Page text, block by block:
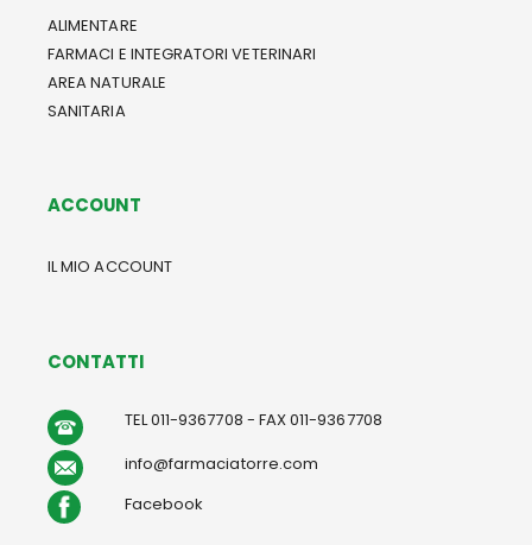
ALIMENTARE
FARMACI E INTEGRATORI VETERINARI
AREA NATURALE
SANITARIA
ACCOUNT
IL MIO ACCOUNT
CONTATTI
TEL 011-9367708 - FAX 011-9367708
info@farmaciatorre.com
Facebook